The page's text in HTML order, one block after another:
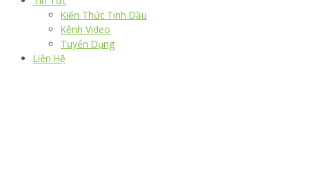
Kiến Thức Tinh Dầu
Kênh Video
Tuyển Dụng
Liên Hệ